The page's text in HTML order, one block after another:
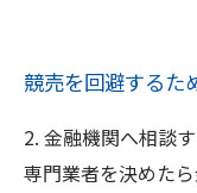
競売を回避する
2. 金融機関へ相談
専門業者を決めた